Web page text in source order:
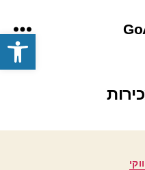
פתח סרגל נגישות
תפריט